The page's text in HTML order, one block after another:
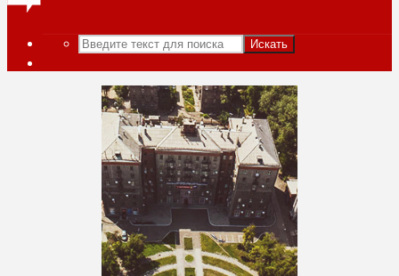
Искать